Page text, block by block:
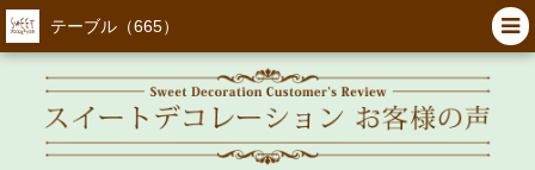
テーブル（665）